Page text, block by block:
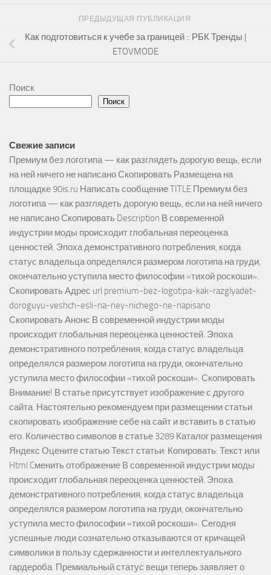
ПРЕДЫДУЩАЯ ПУБЛИКАЦИЯ
Как подготовиться к учебе за границей :: РБК Тренды |
ETOVMODE
Поиск
Поиск
Свежие записи
Премиум без логотипа — как разглядеть дорогую вещь, если
на ней ничего не написано Скопировать Размещена на
площадке 90is.ru Написать сообщение TITLE Премиум без
логотипа — как разглядеть дорогую вещь, если на ней ничего
не написано Скопировать Description В современной
индустрии моды происходит глобальная переоценка
ценностей. Эпоха демонстративного потребления, когда
статус владельца определялся размером логотипа на груди,
окончательно уступила место философии «тихой роскоши».
Скопировать Адрес url premium-bez-logotipa-kak-razglyadet-
doroguyu-veshch-esli-na-ney-nichego-ne-napisano
Скопировать Анонс В современной индустрии моды
происходит глобальная переоценка ценностей. Эпоха
демонстративного потребления, когда статус владельца
определялся размером логотипа на груди, окончательно
уступила место философии «тихой роскоши». Скопировать
Внимание! В статье присутствует изображение с другого
сайта. Настоятельно рекомендуем при размещении статьи
скопировать изображение себе на сайт и вставить в статью
его. Количество символов в статье 3289 Каталог размещения
Яндекс Оцените статью Текст статьи: Копировать: Текст или
Html Cменить отображение В современной индустрии моды
происходит глобальная переоценка ценностей. Эпоха
демонстративного потребления, когда статус владельца
определялся размером логотипа на груди, окончательно
уступила место философии «тихой роскоши». Сегодня
успешные люди сознательно отказываются от кричащей
символики в пользу сдержанности и интеллектуального
гардероба. Премиальный статус вещи теперь заявляет о